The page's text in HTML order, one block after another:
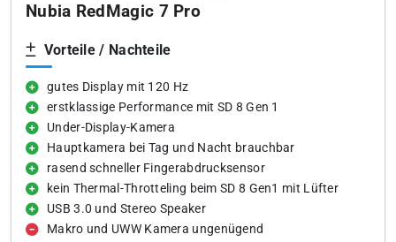
Nubia RedMagic 7 Pro
Vorteile / Nachteile
gutes Display mit 120 Hz
erstklassige Performance mit SD 8 Gen 1
Under-Display-Kamera
Hauptkamera bei Tag und Nacht brauchbar
rasend schneller Fingerabdrucksensor
kein Thermal-Throtteling beim SD 8 Gen1 mit Lüfter
USB 3.0 und Stereo Speaker
Makro und UWW Kamera ungenügend